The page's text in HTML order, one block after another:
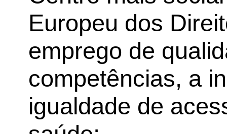
Europeu dos
emprego de
competências, a
igualdade de